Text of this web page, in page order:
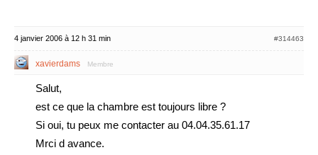
4 janvier 2006 à 12 h 31 min #314463
xavierdams Membre
Salut,
est ce que la chambre est toujours libre ?
Si oui, tu peux me contacter au 04.04.35.61.17
Mrci d avance.